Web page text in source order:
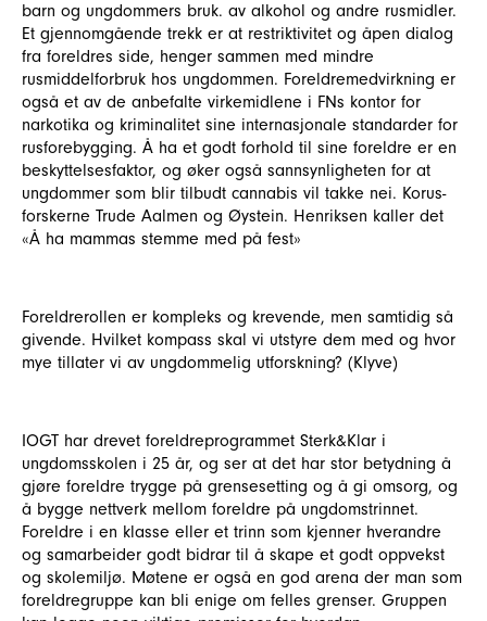
barn og ungdommers bruk. av alkohol og andre rusmidler.
Et gjennomgående trekk er at restriktivitet og åpen dialog
fra foreldres side, henger sammen med mindre
rusmiddelforbruk hos ungdommen. Foreldremedvirkning er
også et av de anbefalte virkemidlene i FNs kontor for
narkotika og kriminalitet sine internasjonale standarder for
rusforebygging. Å ha et godt forhold til sine foreldre er en
beskyttelsesfaktor, og øker også sannsynligheten for at
ungdommer som blir tilbudt cannabis vil takke nei. Korus-
forskerne Trude Aalmen og Øystein. Henriksen kaller det
«Å ha mammas stemme med på fest»
Foreldrerollen er kompleks og krevende, men samtidig så
givende. Hvilket kompass skal vi utstyre dem med og hvor
mye tillater vi av ungdommelig utforskning? (Klyve)
IOGT har drevet foreldreprogrammet Sterk&Klar i
ungdomsskolen i 25 år, og ser at det har stor betydning å
gjøre foreldre trygge på grensesetting og å gi omsorg, og
å bygge nettverk mellom foreldre på ungdomstrinnet.
Foreldre i en klasse eller et trinn som kjenner hverandre
og samarbeider godt bidrar til å skape et godt oppvekst
og skolemiljø. Møtene er også en god arena der man som
foreldregruppe kan bli enige om felles grenser. Gruppen